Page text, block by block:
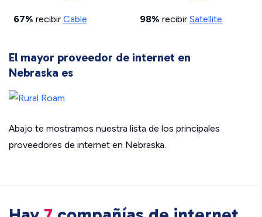
67% recibir Cable 98% recibir Satellite
El mayor proveedor de internet en
Nebraska es
Abajo te mostramos nuestra lista de los principales
proveedores de internet en Nebraska.